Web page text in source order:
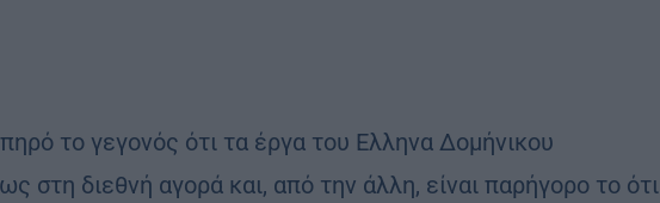
το γεγονός ότι τα έργα του Ελληνα Δομήνικου
στη διεθνή αγορά και, από την άλλη, είναι παρήγορο το ότι